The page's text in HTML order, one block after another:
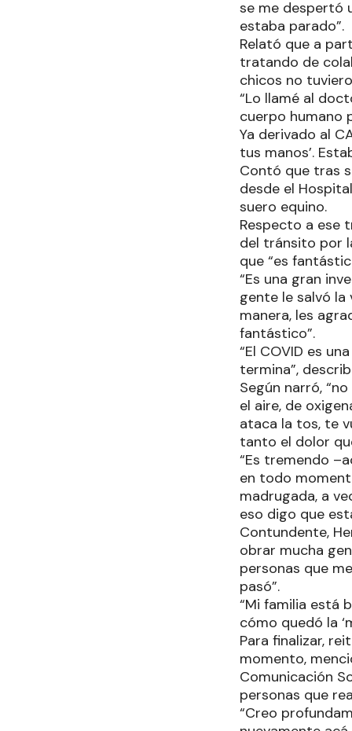
se me despertó
estaba parado”.
Relató que a
tratando de
chicos no
“Lo llamé al
cuerpo humano
Ya derivado al
tus manos’.
Contó que tras
desde el
suero equino.
Respecto a ese
del tránsito por
que “es
“Es una gran
gente le salvó la
manera, les
fantástico”.
“El COVID es
termina”,
Según narró,
el aire, de
ataca la tos, te
tanto el dolor
“Es tremendo
en todo
madrugada, a
eso digo que
Contundente,
obrar mucha
personas que
pasó”.
“Mi familia está
cómo quedó la
Para finalizar,
momento,
Comunicación
personas que
“Creo